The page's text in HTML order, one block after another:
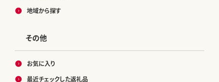
地域から探す
その他
お気に入り
最近チェックした返礼品